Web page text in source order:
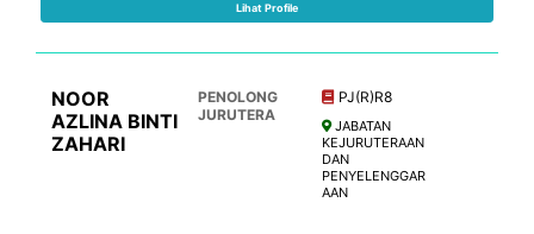
Lihat Profile
NOOR
AZLINA BINTI
ZAHARI
PENOLONG
JURUTERA
PJ(R)R8
JABATAN
KEJURUTERAAN
DAN
PENYELENGGAR
AAN